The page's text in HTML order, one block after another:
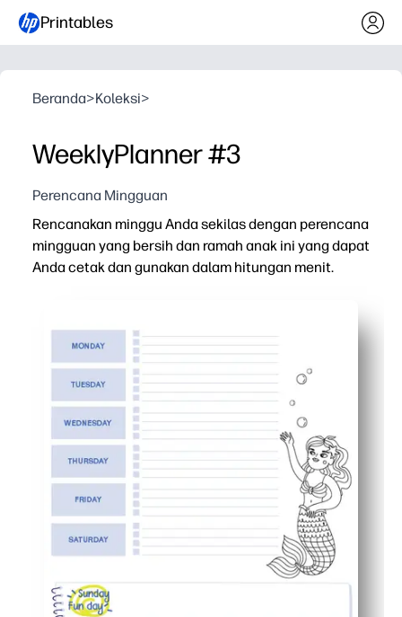
Printables
Beranda>Koleksi>
WeeklyPlanner #3
Perencana Mingguan
Rencanakan minggu Anda sekilas dengan perencana
mingguan yang bersih dan ramah anak ini yang dapat
Anda cetak dan gunakan dalam hitungan menit.
Kosongkan blok harian dan area catatan - lacak
Membangun kemandirian - anak-anak memeriksa
Bekerja di mana saja - lemari es, pusat komando